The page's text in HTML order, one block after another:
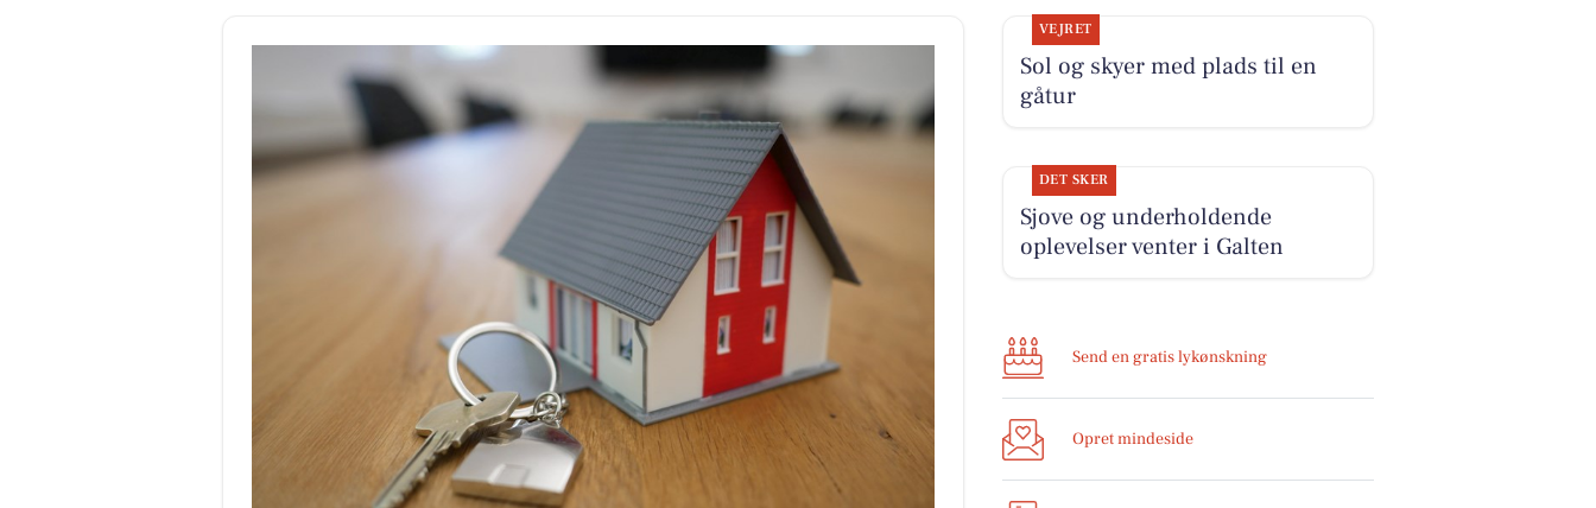
VEJRET
Sol og skyer med plads til en
gåtur
DET SKER
Sjove og underholdende
oplevelser venter i Galten
Send en gratis lykønskning
Opret mindeside